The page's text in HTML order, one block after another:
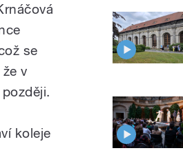
se
v
koleje